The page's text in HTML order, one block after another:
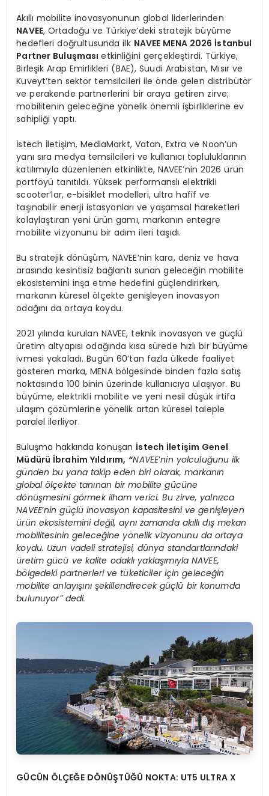
Akıllı mobilite inovasyonunun global liderlerinden
NAVEE, Ortadoğu ve Türkiye’deki stratejik büyüme
hedefleri doğrultusunda ilk NAVEE MENA 2026 İstanbul
Partner Buluşmasıetkinliğini gerçekleştirdi. Türkiye,
Birleşik Arap Emirlikleri (BAE), Suudi Arabistan, Mısır ve
Kuveyt’ten sektör temsilcileri ile önde gelen distribütör
ve perakende partnerlerini bir araya getiren zirve;
mobilitenin geleceğine yönelik önemli işbirliklerine ev
sahipliği yaptı.
İstech İletişim, MediaMarkt, Vatan, Extra ve Noon’un
yanı sıra medya temsilcileri ve kullanıcı topluluklarının
katılımıyla düzenlenen etkinlikte, NAVEE’nin 2026 ürün
portföyü tanıtıldı. Yüksek performanslı elektrikli
scooter’lar, e-bisiklet modelleri, ultra hafif ve
taşınabilir enerji istasyonları ve yaşamsal hareketleri
kolaylaştıran yeni ürün gamı, markanın entegre
mobilite vizyonunu bir adım ileri taşıdı.
Bu stratejik dönüşüm, NAVEE’nin kara, deniz ve hava
arasında kesintisiz bağlantı sunan geleceğin mobilite
ekosistemini inşa etme hedefini güçlendirirken,
markanın küresel ölçekte genişleyen inovasyon
odağını da ortaya koydu.
2021 yılında kurulan NAVEE, teknik inovasyon ve güçlü
üretim altyapısı odağında kısa sürede hızlı bir büyüme
ivmesi yakaladı. Bugün 60’tan fazla ülkede faaliyet
gösteren marka, MENA bölgesinde binden fazla satış
noktasında 100 binin üzerinde kullanıcıya ulaşıyor. Bu
büyüme, elektrikli mobilite ve yeni nesil düşük irtifa
ulaşım çözümlerine yönelik artan küresel taleple
paralel ilerliyor.
Buluşma hakkında konuşan İstech İletişim Genel
Müdürü İbrahim Yıldırım, “NAVEE’nin yolculuğunu ilk
günden bu yana takip eden biri olarak, markanın
globalölçekte tanınan bir mobilite gücüne
dönüşmesini görmek ilham verici. Bu zirve, yalnızca
NAVEE’nin güçlü inovasyon kapasitesini ve genişleyen
ürün ekosistemini değil, aynı zamanda akıllı dış mekan
mobilitesinin geleceğine yönelik vizyonunu da ortaya
koydu. Uzun vadeli stratejisi, dünya standartlarındaki
üretim gücü ve kalite odaklı yaklaşımıyla NAVEE,
bölgedeki partnerleri ve tüketiciler için geleceğin
mobilite anlayışını şekillendirecek güçlü bir konumda
bulunuyor” dedi.
GÜCÜN ÖLÇEĞE DÖNÜŞTÜĞÜ NOKTA: UT5 ULTRA X